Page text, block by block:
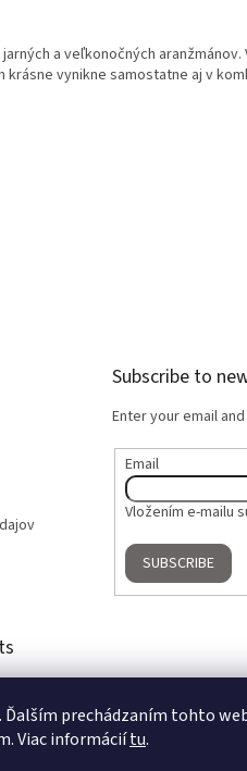
Ďalším prechádzaním tohto
Viac informáciítu.
a veľkonočných aranžmánov.
vynikne samostatne aj v
Subscribe to
Enter your email
Email
Vložením e-mailu
SUBSCRIBE